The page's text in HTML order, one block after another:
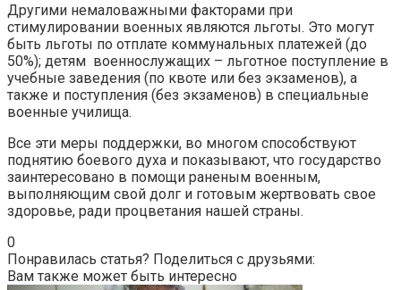
Другими немаловажными факторами при
стимулировании военных являются льготы. Это могут
быть льготы по отплате коммунальных платежей (до
50%); детям военнослужащих – льготное поступление в
учебные заведения (по квоте или без экзаменов), а
также и поступления (без экзаменов) в специальные
военные училища.
Все эти меры поддержки, во многом способствуют
поднятию боевого духа и показывают, что государство
заинтересовано в помощи раненым военным,
выполняющим свой долг и готовым жертвовать свое
здоровье, ради процветания нашей страны.
0
Понравилась статья? Поделиться с друзьями:
Вам также может быть интересно